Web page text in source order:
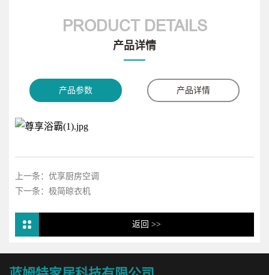
PRODUCT DETAILS
产品详情
产品参数 产品详情
返回 >>
上一条：优享厨房空调
下一条：极简晾衣机